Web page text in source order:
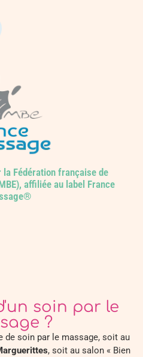
Fédération française de
affiliée au label France
soin par le
?
de soin par le massage, soit au
, soit au salon « Bien